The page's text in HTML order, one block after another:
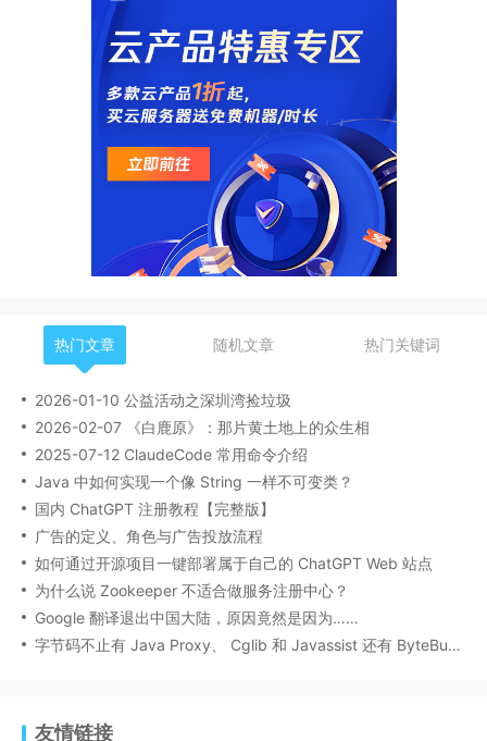
热门文章 随机文章 热门关键词
2026-01-10 公益活动之深圳湾捡垃圾
2026-02-07 《白鹿原》：那片黄土地上的众生相
2025-07-12 ClaudeCode 常用命令介绍
Java 中如何实现一个像 String 一样不可变类？
国内 ChatGPT 注册教程【完整版】
广告的定义、角色与广告投放流程
如何通过开源项目一键部署属于自己的 ChatGPT Web 站点
为什么说 Zookeeper 不适合做服务注册中心？
Google 翻译退出中国大陆，原因竟然是因为……
字节码不止有 Java Proxy、 Cglib 和 Javassist 还有 ByteBuddy
友情链接